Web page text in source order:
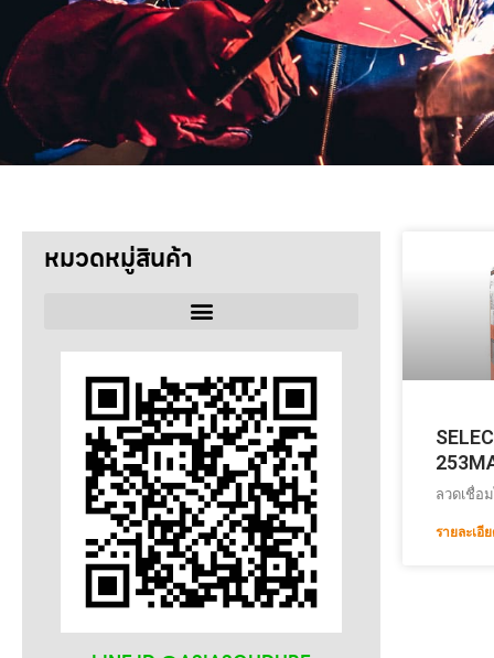
หมวดหมู่สินค้า
ลวดเชื่อม
SELECTARC
WELDRITE
ลวดเชื่อ
รายละเอี